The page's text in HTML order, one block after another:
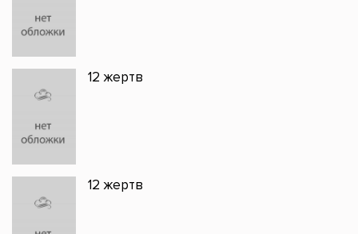
12 жертв
12 жертв